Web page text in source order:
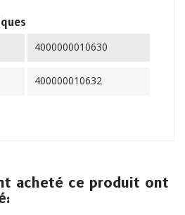
4000000010630
400000010632
acheté ce produit ont